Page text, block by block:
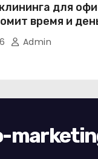
для
время и
Admin